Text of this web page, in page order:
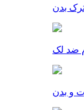
بدن
ضد لک
و بدن